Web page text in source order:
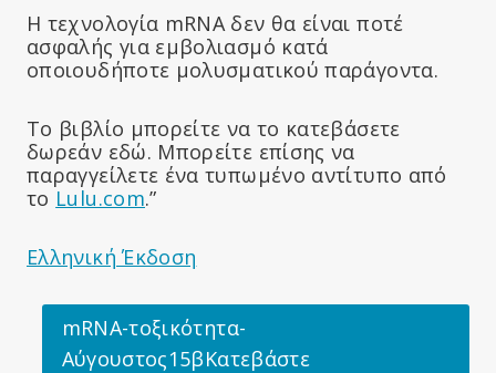
Η τεχνολογία mRNA δεν θα είναι ποτέ
ασφαλής για εμβολιασμό κατά
οποιουδήποτε μολυσματικού παράγοντα.
Το βιβλίο μπορείτε να το κατεβάσετε
δωρεάν εδώ. Μπορείτε επίσης να
παραγγείλετε ένα τυπωμένο αντίτυπο από
το Lulu.com.”
Ελληνική Έκδοση
mRNA-τοξικότητα-
Αύγουστος15βΚατεβάστε